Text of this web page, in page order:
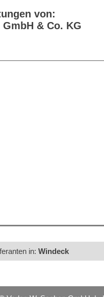
von:
& Co. KG
in: Windeck